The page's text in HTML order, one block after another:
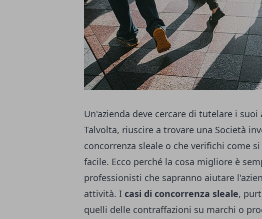
Un'azienda deve cercare di tutelare i
Talvolta, riuscire a trovare una Società
concorrenza sleale o che verifichi come
facile. Ecco perché la cosa migliore è
professionisti che sapranno aiutare
attività. I casi di concorrenza sleale,
quelli delle contraffazioni su marchi o